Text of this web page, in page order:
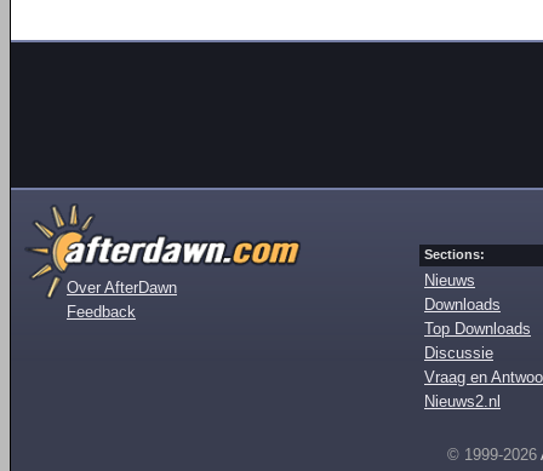
Over AfterDawn
Feedback
Sections:
Nieuws
Downloads
Top Downloads
Discussie
Vraag en
Nieuws2.nl
© 1999-2026